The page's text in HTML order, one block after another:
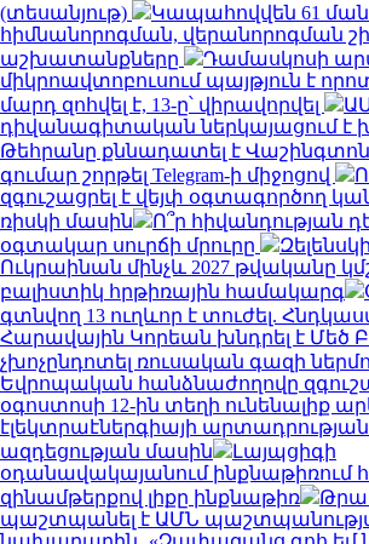
(տեսանյութ)
Կապահովվեն 61
հիմնանորոգման, վերանորոգման
աշխատանքները
Դամասկոսի
միկրոավտոբուսում պայթյուն է
մարդ զոհվել է, 13-ը՝ վիրավորվել
դիվանագիտական ներկայացում է
Թեհրանը քննադատել է
գումար շորթել Telegram-ի միջոցով
զգուշացրել է վեյփ օգտագործող
ռիսկի մասին
Ո՞ր հիվանդության
օգտակար սուրճի մրուրը
Ուկրաինան մինչև 2027 թվականը
բալիստիկ հրթիռային համակարգ
գտնվող 13 ուղևոր է տուժել.
Հարավային Կորեան խնդրել է Մեծ
չխոչընդոտել ռուսական գազի
Եվրոպական հանձնաժողովը
օգոստոսի 12-ին տեղի ունենալիք
էլեկտրաէներգիայի
ազդեցության մասին
Լայպցիգի
օդանավակայանում ինքնաթիռում
զինամթերքով լիքը ինքնաթիռ
պաշտպանել է ԱՄՆ